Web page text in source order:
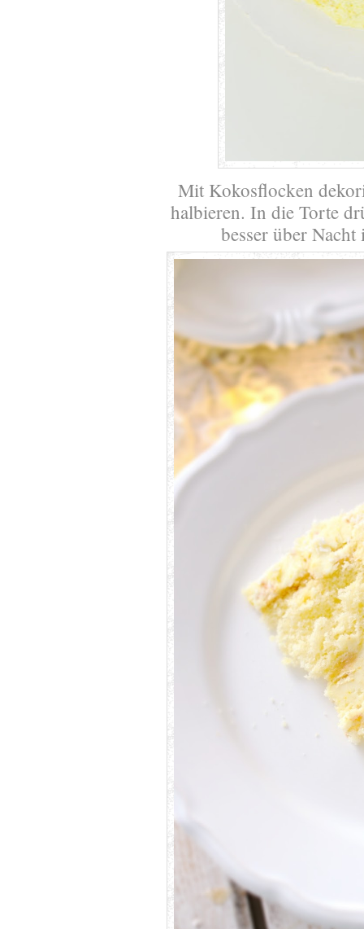
Mit Kokosflocken
halbieren. In die Torte
besser über